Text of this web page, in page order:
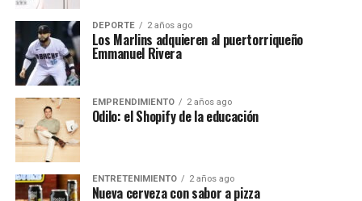
DEPORTE 2 años ago
Los Marlins adquieren al puertorriqueño
Emmanuel Rivera
EMPRENDIMIENTO 2 años ago
Odilo: el Shopify de la educación
ENTRETENIMIENTO 2 años ago
Nueva cerveza con sabor a pizza